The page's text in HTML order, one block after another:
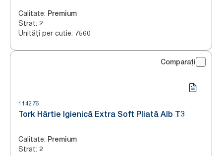
Calitate: Premium
Strat: 2
Unități per cutie: 7560
Comparați
114276
Tork Hârtie Igienică Extra Soft Pliată Alb T3
Calitate: Premium
Strat: 2